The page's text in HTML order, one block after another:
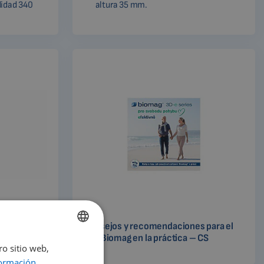
340
altura 35 mm.
Consejos y recomendaciones para el
uso Biomag en la práctica – CS
ENGLISH
sitio web,